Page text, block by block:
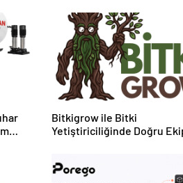
Bitkigrow ile Bitki
Yetiştiriciliğinde Doğru